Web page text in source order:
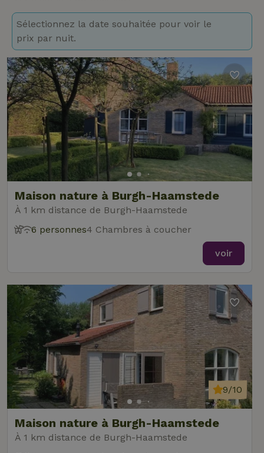
Sélectionnez la date souhaitée pour voir le
prix par nuit.
Maison nature à Burgh-Haamstede
À 1 km distance de Burgh-Haamstede
6 personnes4 Chambres à coucher
voir
Maison nature à Burgh-Haamstede
À 1 km distance de Burgh-Haamstede
9/10